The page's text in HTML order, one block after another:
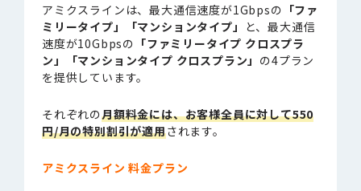
アミクスラインは、最大通信速度が1Gbpsの 「ファ
ミリータイプ」「マンションタイプ」 と、最大通信
速度が10Gbpsの 「ファミリータイプ クロスプラ
ン」「マンションタイプ クロスプラン」 の4プラン
を提供しています。
それぞれの月額料金には、お客様全員に対して550
円/月の特別割引が適用されます。
アミクスライン 料金プラン